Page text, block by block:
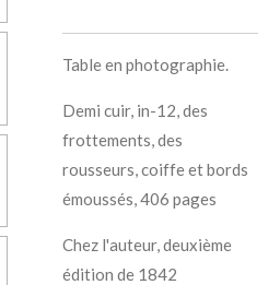
Table en photographie.
Demi cuir, in-12, des
frottements, des
rousseurs, coiffe et bords
émoussés, 406 pages
Chez l'auteur, deuxième
édition de 1842